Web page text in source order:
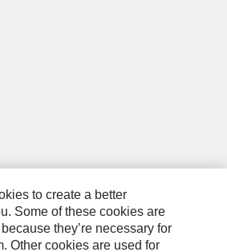
to create a better
Some of these cookies are
they’re necessary for
Other cookies are used for